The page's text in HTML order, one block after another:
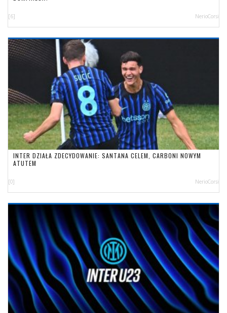
[6] NerioCorsi
INTER DZIAŁA ZDECYDOWANIE: SANTANA CELEM, CARBONI NOWYM
ATUTEM
[0] NerioCorsi